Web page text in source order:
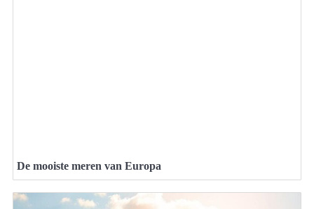
De mooiste meren van Europa